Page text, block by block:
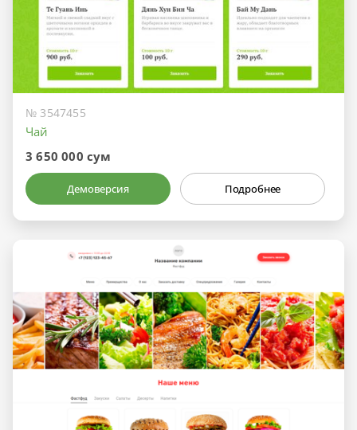
№ 3547455
Чай
3 650 000 сум
Демоверсия Подробнее